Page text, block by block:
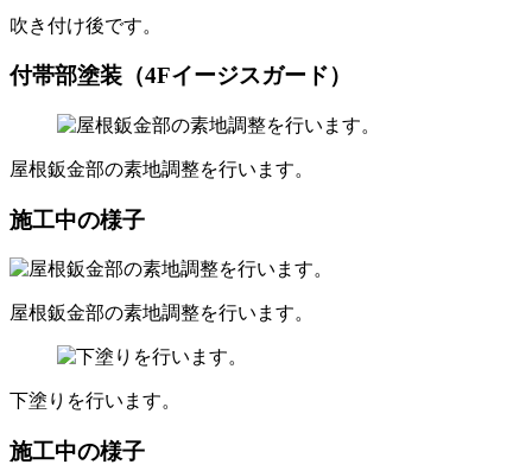
吹き付け後です。
付帯部塗装（4Fイージスガード）
屋根鈑金部の素地調整を行います。
施工中の様子
屋根鈑金部の素地調整を行います。
下塗りを行います。
施工中の様子